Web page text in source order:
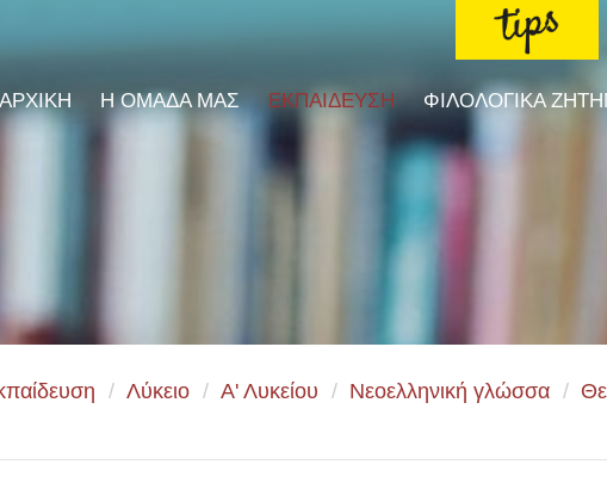
ΑΡΧΙΚΗ Η ΟΜΑΔΑ ΜΑΣ ΕΚΠΑΙΔΕΥΣΗ ΦΙΛΟΛΟΓΙΚΑ
/ Λύκειο / Α' Λυκείου / Νεοελληνική γλώσσα /